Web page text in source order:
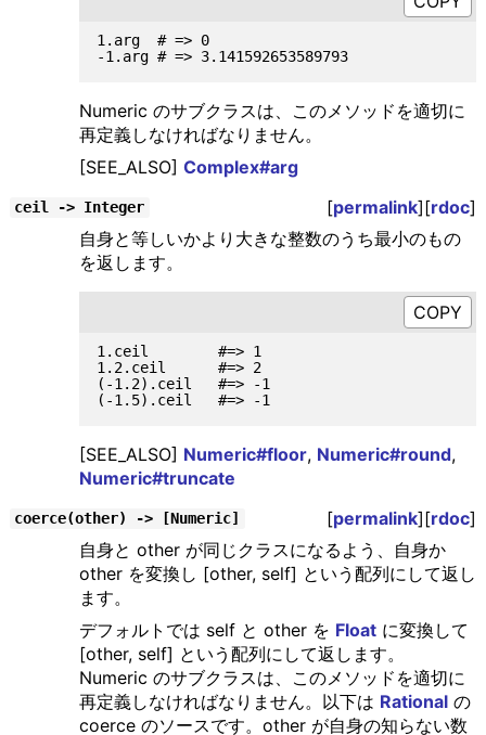
1.arg  # => 0
-1.arg # => 3.141592653589793
Numeric のサブクラスは、このメソッドを適切に
再定義しなければなりません。
[SEE_ALSO] Complex#arg
ceil -> Integer [permalink][rdoc]
自身と等しいかより大きな整数のうち最小のもの
を返します。
1.ceil        #=> 1
1.2.ceil      #=> 2
(-1.2).ceil   #=> -1
(-1.5).ceil   #=> -1
[SEE_ALSO] Numeric#floor, Numeric#round,
Numeric#truncate
coerce(other) -> [Numeric] [permalink][rdoc]
自身と other が同じクラスになるよう、自身か
other を変換し [other, self] という配列にして返し
ます。
デフォルトでは self と other を Floatに変換して
[other, self] という配列にして返します。
Numeric のサブクラスは、このメソッドを適切に
再定義しなければなりません。以下は Rationalの
coerce のソースです。other が自身の知らない数